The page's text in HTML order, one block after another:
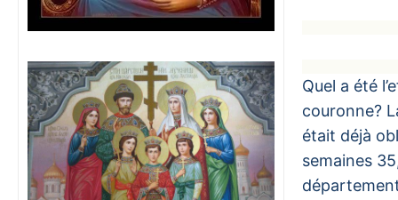
Quel a été
couronne?
était déjà
semaines